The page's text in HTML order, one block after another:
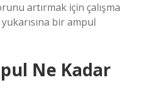
artırmak için çalışma
bir ampul
Ne Kadar